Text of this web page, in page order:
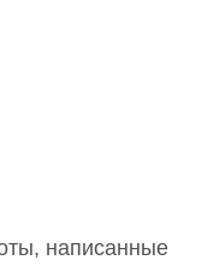
написанные